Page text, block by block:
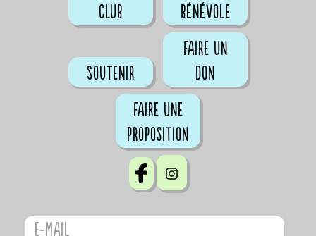
club
bénévole
Soutenir
Faire un
don
Faire une
proposition